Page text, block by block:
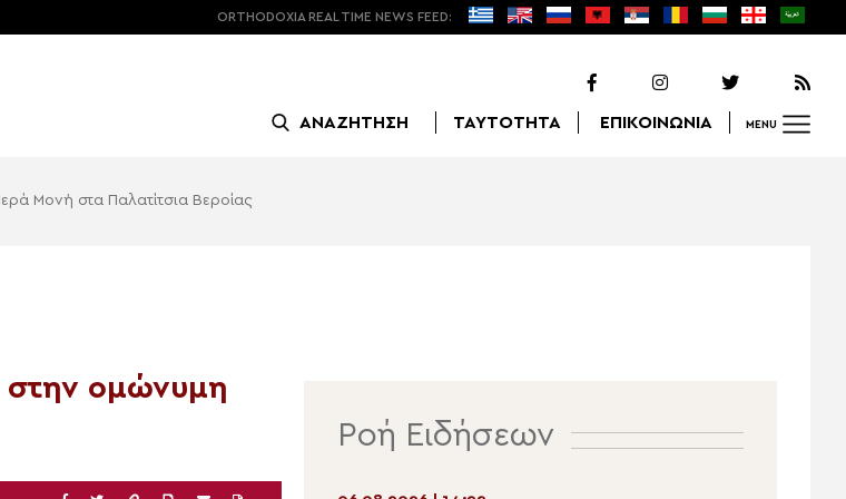
ORTHODOXIA REAL TIME NEWS FEED:
ΑΝΑΖΗΤΗΣΗ ΤΑΥΤΟΤΗΤΑ ΕΠΙΚΟΙΝΩΝΙΑ MENU
Μονή στα Παλατίτσια Βεροίας
ομώνυμη
Ροή Ειδήσεων